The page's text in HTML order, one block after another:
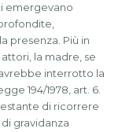
emergevano
presenza. Più in
la madre, se
interrotto la
194/1978, art. 6.
di ricorrere
gravidanza